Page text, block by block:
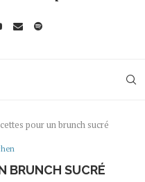
pour un brunch sucré
BRUNCH SUCRÉ